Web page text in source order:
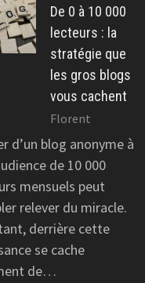
De 0 à 10 000
lecteurs : la
stratégie que
les gros blogs
vous cachent
Florent
d’un blog anonyme à
de 10 000
mensuels peut
relever du miracle.
derrière cette
se cache
de…